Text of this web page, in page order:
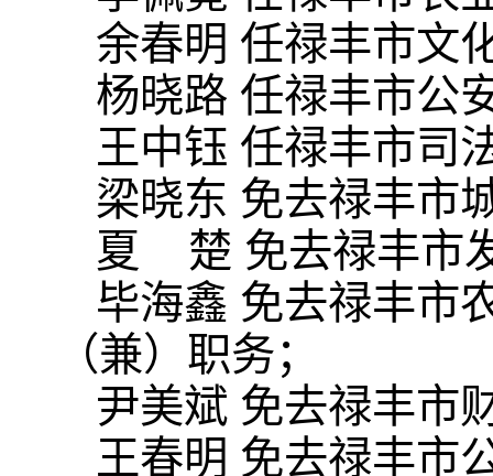
余春明 任禄丰市文
杨晓路 任禄丰市公
王中钰 任禄丰市司
梁晓东 免去禄丰市
夏 楚 免去禄丰市
毕海鑫 免去禄丰市
（兼）职务；
尹美斌 免去禄丰市
王春明 免去禄丰市